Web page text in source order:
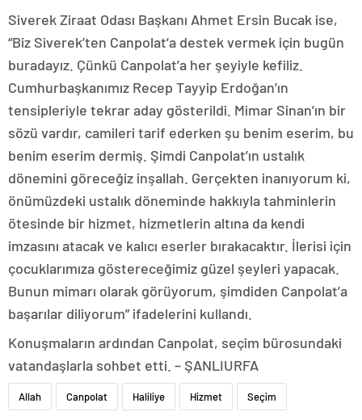
Siverek Ziraat Odası Başkanı Ahmet Ersin Bucak ise,
“Biz Siverek’ten Canpolat’a destek vermek için bugün
buradayız. Çünkü Canpolat’a her şeyiyle kefiliz.
Cumhurbaşkanımız Recep Tayyip Erdoğan’ın
tensipleriyle tekrar aday gösterildi. Mimar Sinan’ın bir
sözü vardır, camileri tarif ederken şu benim eserim, bu
benim eserim dermiş. Şimdi Canpolat’ın ustalık
dönemini göreceğiz inşallah. Gerçekten inanıyorum ki,
önümüzdeki ustalık döneminde hakkıyla tahminlerin
ötesinde bir hizmet, hizmetlerin altına da kendi
imzasını atacak ve kalıcı eserler bırakacaktır. İlerisi için
çocuklarımıza göstereceğimiz güzel şeyleri yapacak.
Bunun mimarı olarak görüyorum, şimdiden Canpolat’a
başarılar diliyorum” ifadelerini kullandı.
Konuşmaların ardından Canpolat, seçim bürosundaki
vatandaşlarla sohbet etti. – ŞANLIURFA
Allah Canpolat Haliliye Hizmet Seçim